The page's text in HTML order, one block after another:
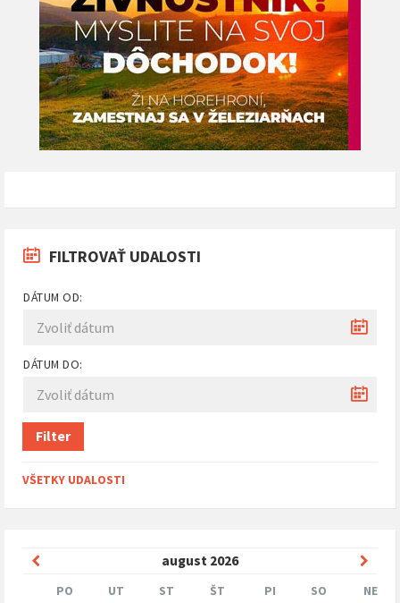
FILTROVAŤ UDALOSTI
DÁTUM OD:
DÁTUM DO:
Filter
VŠETKY UDALOSTI
august 2026
Predchádzajúci
mesiac
PO UT ST ŠT PI SO NE